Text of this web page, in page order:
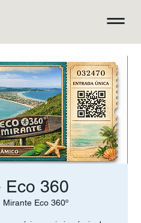
Eco 360
Mirante Eco 360º